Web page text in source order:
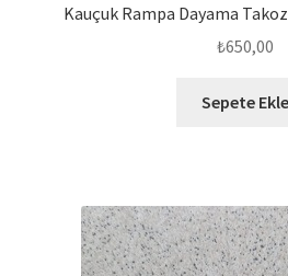
Kauçuk Rampa Dayama
₺650,00
Sepete Ekle